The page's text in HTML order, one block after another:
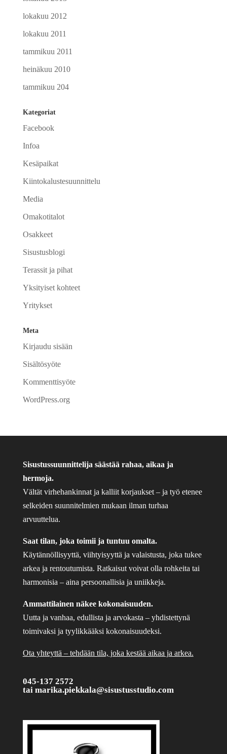
lokakuu 2012
lokakuu 2011
tammikuu 2011
heinäkuu 2010
tammikuu 204
Kategoriat
Facebook
Infoa
Kesäpaikat
Kiintokalustesuunnittelu
Media
Omakotitalot
Osakkeet
Sisustusblogi
Terassit ja pihat
Yksityiset kohteet
Yritykset
Meta
Kirjaudu sisään
Sisältösyöte
Kommenttisyöte
WordPress.org
Sisustussuunnittelija säästää rahaa, aikaa ja
hermoja.
Vältät virhehankinnat ja kalliit korjaukset – ja työ etenee
selkeiden suunnitelmien mukaan ilman turhaa
arvuuttelua.
Saat tilan, joka toimii ja tuntuu omalta.
Käytännöllisyyttä, viihtyisyyttä ja valaistusta, joka tukee
arkea ja rentoutumista. Ratkaisut voivat olla rohkeita tai
harmonisia – aina persoonallisia ja uniikkeja.
Ammattilainen näkee kokonaisuuden.
Uutta ja vanhaa, edullista ja arvokasta – yhdistettynä
toimivaksi ja tyylikkääksi kokonaisuudeksi.
Ota yhteyttä – tehdään tila, joka kestää aikaa ja arkea.
045-137 2572
tai marika.piekkala@sisustusstudio.com